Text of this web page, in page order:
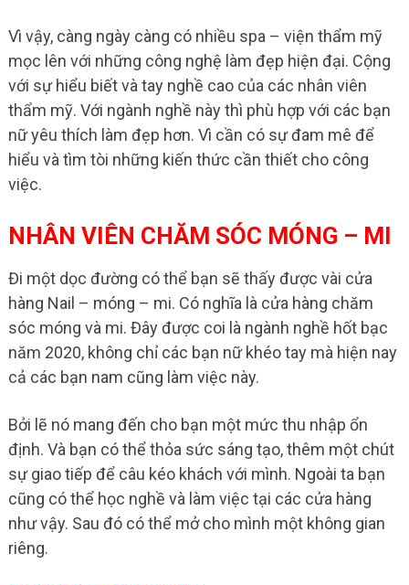
Vì vậy, càng ngày càng có nhiều spa – viện thẩm mỹ
mọc lên với những công nghệ làm đẹp hiện đại. Cộng
với sự hiểu biết và tay nghề cao của các nhân viên
thẩm mỹ. Với ngành nghề này thì phù hợp với các bạn
nữ yêu thích làm đẹp hơn. Vì cần có sự đam mê để
hiểu và tìm tòi những kiến thức cần thiết cho công
việc.
NHÂN VIÊN CHĂM SÓC MÓNG – MI
Đi một dọc đường có thể bạn sẽ thấy được vài cửa
hàng Nail – móng – mi. Có nghĩa là cửa hàng chăm
sóc móng và mi. Đây được coi là ngành nghề hốt bạc
năm 2020, không chỉ các bạn nữ khéo tay mà hiện nay
cả các bạn nam cũng làm việc này.
Bởi lẽ nó mang đến cho bạn một mức thu nhập ổn
định. Và bạn có thể thỏa sức sáng tạo, thêm một chút
sự giao tiếp để câu kéo khách với mình. Ngoài ta bạn
cũng có thể học nghề và làm việc tại các cửa hàng
như vậy. Sau đó có thể mở cho mình một không gian
riêng.